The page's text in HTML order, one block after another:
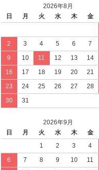
2026年8月
日
月 火 水 木 金
2
3 4 5 6 7
9
10 11 12 13 14
16
17 18 19 20 21
23
24 25 26 27 28
30
31
2026年9月
日
月 火 水 木 金
1
2 3 4
6
7 8 9 10 11